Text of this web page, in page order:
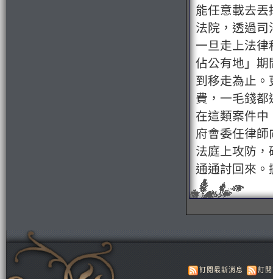
能任意載去
法院，透過司
一旦走上法律
佔公有地」期
到移走為止
費，一毛錢都
在這類案件
府會委任律
法庭上攻防
通通討回來。
訂閱最新消息 訂